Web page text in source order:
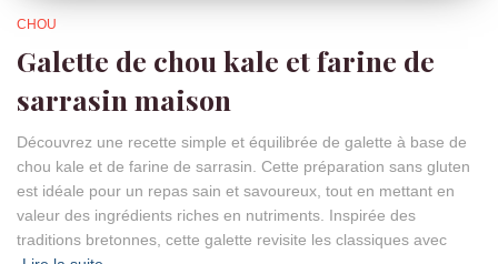
CHOU
Galette de chou kale et farine de
sarrasin maison
Découvrez une recette simple et équilibrée de galette à base de
chou kale et de farine de sarrasin. Cette préparation sans gluten
est idéale pour un repas sain et savoureux, tout en mettant en
valeur des ingrédients riches en nutriments. Inspirée des
traditions bretonnes, cette galette revisite les classiques avec